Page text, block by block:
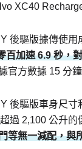
XC40
後驅版據傳使用
百加速 6.9 秒，
官方數據 15 分
後驅版車身尺
過 2,100 公升的
等無一減配，與